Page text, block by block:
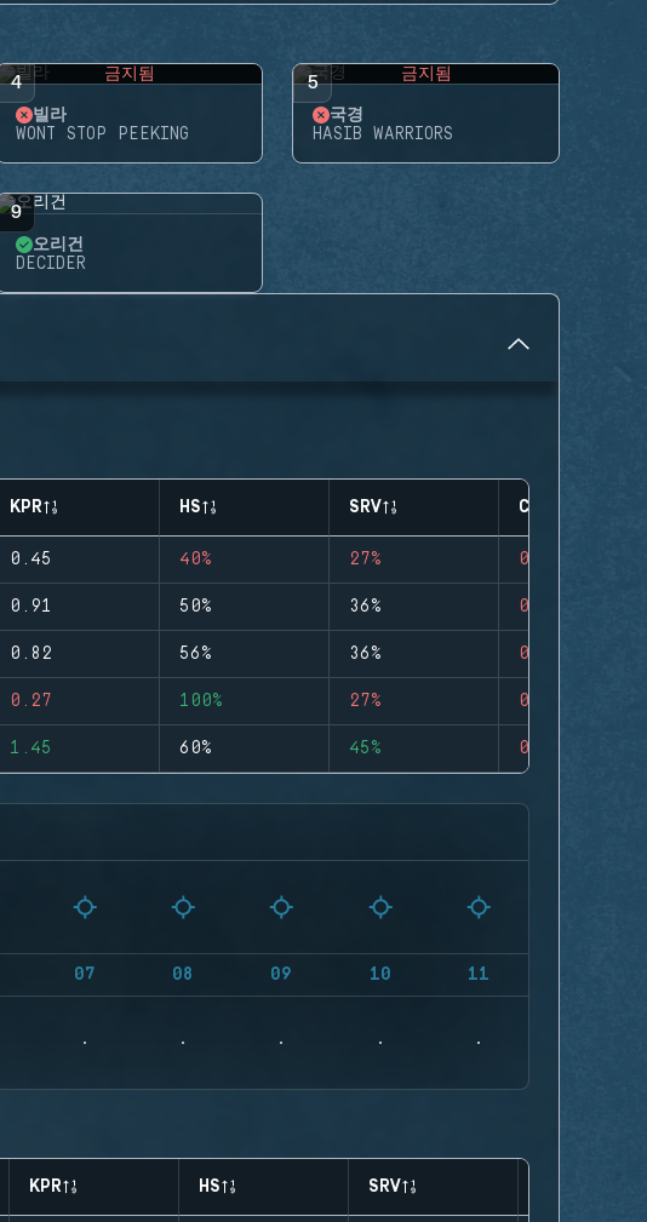
4 금지됨
빌라
WONT STOP PEEKING
5 금지됨
국경
HASIB WARRIORS
9
오리건
DECIDER
KPR HS SRV CLUTCHES
0.45 40% 27% 0
0.91 50% 36% 0
0.82 56% 36% 0
0.27 100% 27% 0
1.45 60% 45% 0
07 08 09 10 11
KPR HS SRV